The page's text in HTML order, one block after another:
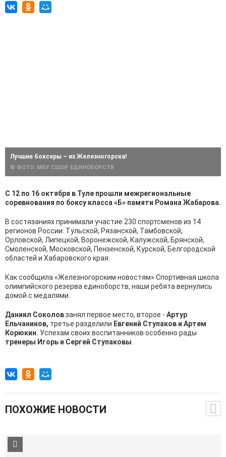
Лучшие боксеры – из Железногорска!
© ФОТО: МБУ СШОР ЕДИНОБОРСТВ
С 12 по 16 октября в Туле прошли межрегиональные
соревнования по боксу класса «Б» памяти Романа Жабарова.
В состязаниях принимали участие 230 спортсменов из 14
регионов России: Тульской, Рязанской, Тамбовской,
Орловской, Липецкой, Воронежской, Калужской, Брянской,
Смоленской, Московской, Пензенской, Курской, Белгородской
областей и Хабаровского края.
Как сообщила «Железногорским новостям» Спортивная школа
олимпийского резерва единоборств, наши ребята вернулись
домой с медалями.
Даниил Соколовзанял первое место, второе - Артур
Ельчанинов, третье разделили Евгений Ступаков и Артем
Корюкин. Успехам своих воспитанников особенно рады
тренеры Игорь и Сергей Ступаковы
ПОХОЖИЕ НОВОСТИ